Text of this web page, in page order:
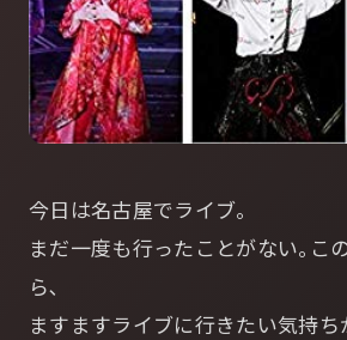
今日は名古屋でライブ｡
まだ一度も行ったことがない｡こ
ら､
ますますライブに行きたい気持ち